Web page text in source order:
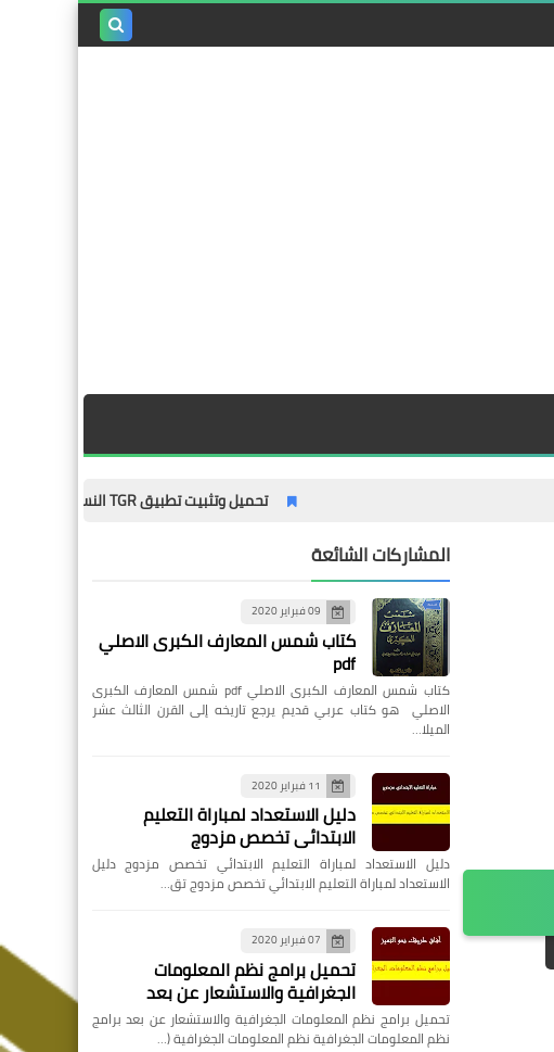
تحميل وتثبيت تطبيق TGR النسخة القديمة – الدليل الشامل مع المميزات وطريقة التثبيت خطوة بخطوة
المشاركات الشائعة
09 فبراير 2020
كتاب شمس المعارف الكبرى الاصلي
pdf
كتاب شمس المعارف الكبرى الاصلي pdf شمس المعارف الكبرى
الاصلي هو كتاب عربي قديم يرجع تاريخه إلى القرن الثالث عشر
الميلا…
11 فبراير 2020
دليل الاستعداد لمباراة التعليم
الابتدائي تخصص مزدوج
دليل الاستعداد لمباراة التعليم الابتدائي تخصص مزدوج دليل
الاستعداد لمباراة التعليم الابتدائي تخصص مزدوج تق…
07 فبراير 2020
تحميل برامج نظم المعلومات
الجغرافية والاستشعار عن بعد
تحميل برامج نظم المعلومات الجغرافية والاستشعار عن بعد برامج
نظم المعلومات الجغرافية نظم المعلومات الجغرافية (…